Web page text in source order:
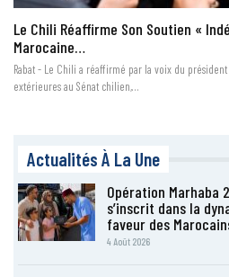
Le Chili Réaffirme Son Soutien «
Marocaine…
Rabat - Le Chili a réaffirmé par la voix du
extérieures au Sénat chilien,…
Actualités À La Une
Opération Marhaba
s’inscrit dans la
faveur des
4 Août 2026